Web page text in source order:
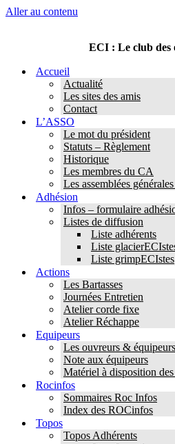
Aller au contenu
ECI : Le club des
Accueil
Actualité
Les sites des amis
Contact
L’ASSO
Le mot du président
Statuts – Règlement
Historique
Les membres du CA
Les assemblées
Adhésion
Infos – formulaire
Listes de diffusion
Liste adhérents
Liste
Liste grimpECIstes
Actions
Les Bartasses
Journées Entretien
Atelier corde fixe
Atelier Réchappe
Equipeurs
Les ouvreurs & équipeurs
Note aux équipeurs
Matériel à disposition
Rocinfos
Sommaires Roc Infos
Index des ROCinfos
Topos
Topos Adhérents